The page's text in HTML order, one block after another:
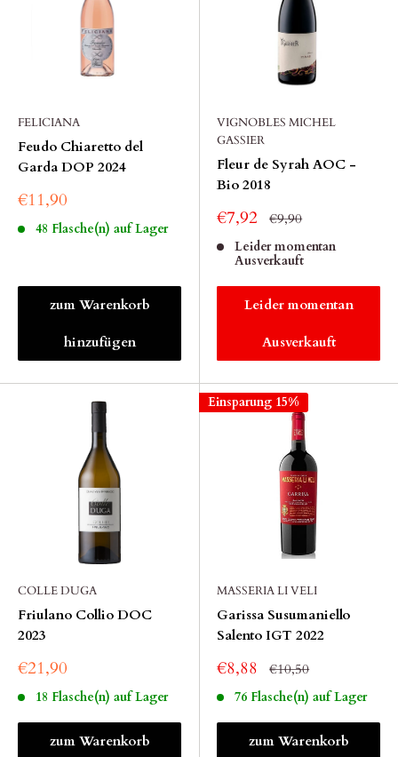
FELICIANA
Feudo Chiaretto del
Garda DOP 2024
€11,90
48 Flasche(n) auf Lager
zum Warenkorb
hinzufügen
VIGNOBLES MICHEL
GASSIER
Fleur de Syrah AOC -
Bio 2018
€7,92 €9,90
Leider momentan
Ausverkauft
Leider momentan
Ausverkauft
COLLE DUGA
Friulano Collio DOC
2023
€21,90
18 Flasche(n) auf Lager
zum Warenkorb
Einsparung 15%
MASSERIA LI VELI
Garissa Susumaniello
Salento IGT 2022
€8,88 €10,50
76 Flasche(n) auf Lager
zum Warenkorb